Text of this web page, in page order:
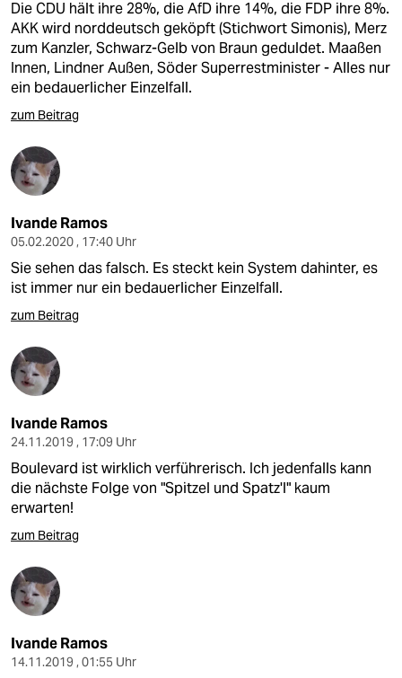
Die CDU hält ihre 28%, die AfD ihre 14%, die FDP ihre 8%.
AKK wird norddeutsch geköpft (Stichwort Simonis), Merz
zum Kanzler, Schwarz-Gelb von Braun geduldet. Maaßen
Innen, Lindner Außen, Söder Superrestminister - Alles nur
ein bedauerlicher Einzelfall.
zum Beitrag
Ivande Ramos
05.02.2020 , 17:40 Uhr
Sie sehen das falsch. Es steckt kein System dahinter, es
ist immer nur ein bedauerlicher Einzelfall.
zum Beitrag
Ivande Ramos
24.11.2019 , 17:09 Uhr
Boulevard ist wirklich verführerisch. Ich jedenfalls kann
die nächste Folge von "Spitzel und Spatz'l" kaum
erwarten!
zum Beitrag
Ivande Ramos
14.11.2019 , 01:55 Uhr